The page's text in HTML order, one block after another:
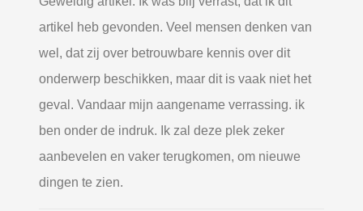
artikel heb gevonden. Veel mensen denken van
wel, dat zij over betrouwbare kennis over dit
onderwerp beschikken, maar dit is vaak niet het
geval. Vandaar mijn aangename verrassing. ik
ben onder de indruk. Ik zal deze plek zeker
aanbevelen en vaker terugkomen, om nieuwe
dingen te zien.